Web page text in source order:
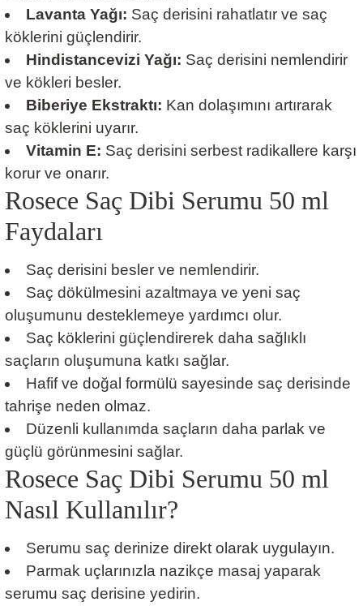
Lavanta Yağı: Saç derisini rahatlatır ve saç
köklerini güçlendirir.
Hindistancevizi Yağı: Saç derisini nemlendirir
ve kökleri besler.
Biberiye Ekstraktı: Kan dolaşımını artırarak
saç köklerini uyarır.
Vitamin E: Saç derisini serbest radikallere karşı
korur ve onarır.
Rosece Saç Dibi Serumu 50 ml
Faydaları
Saç derisini besler ve nemlendirir.
Saç dökülmesini azaltmaya ve yeni saç
oluşumunu desteklemeye yardımcı olur.
Saç köklerini güçlendirerek daha sağlıklı
saçların oluşumuna katkı sağlar.
Hafif ve doğal formülü sayesinde saç derisinde
tahrişe neden olmaz.
Düzenli kullanımda saçların daha parlak ve
güçlü görünmesini sağlar.
Rosece Saç Dibi Serumu 50 ml
Nasıl Kullanılır?
Serumu saç derinize direkt olarak uygulayın.
Parmak uçlarınızla nazikçe masaj yaparak
serumu saç derisine yedirin.